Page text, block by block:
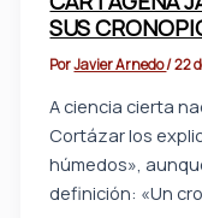
SUS
PorJavier Arnedo/22
A ciencia cierta
Cortázar los
húmedos»,
definición: «Un